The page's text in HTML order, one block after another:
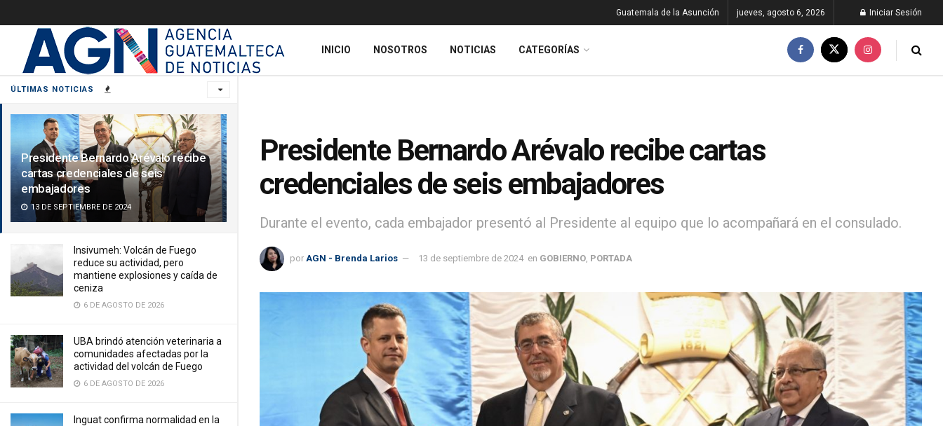
ÚLTIMAS NOTICIAS
Presidente Bernardo Arévalo recibe
cartas credenciales de seis
embajadores
13 DE SEPTIEMBRE DE 2024
Insivumeh: Volcán de Fuego
reduce su actividad, pero
mantiene explosiones y caída de
ceniza
6 DE AGOSTO DE 2026
UBA brindó atención veterinaria a
comunidades afectadas por la
actividad del volcán de Fuego
6 DE AGOSTO DE 2026
Inguat confirma normalidad en la
Guatemala de la Asunción jueves, agosto 6, 2026 Iniciar Sesión
INICIO NOSOTROS NOTICIAS CATEGORÍAS
Presidente Bernardo Arévalo recibe cartas
credenciales de seis embajadores
Durante el evento, cada embajador presentó al Presidente al equipo que lo acompañará en el consulado.
por AGN - Brenda Larios 13 de septiembre de 2024 en GOBIERNO PORTADA